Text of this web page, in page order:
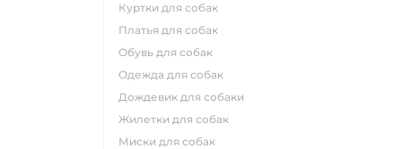
куртки для собак
платья для собак
обувь для собак
одежда для собак
дождевик для собаки
жилетки для собак
миски для собак